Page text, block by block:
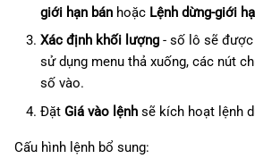
giới hạn bánhoặc Lệnh dừng-giới
Xác định khối lượng- số lô sẽ được
sử dụng menu thả xuống, các nút
số vào.
Đặt Giá vào lệnhsẽ kích hoạt lệnh
Cấu hình lệnh bổ sung: